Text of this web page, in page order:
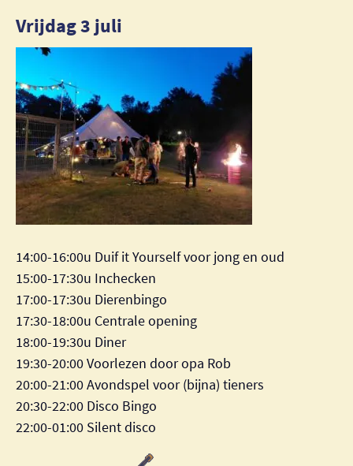
Vrijdag 3 juli
14:00-16:00u Duif it Yourself voor jong en oud
15:00-17:30u Inchecken
17:00-17:30u Dierenbingo
17:30-18:00u Centrale opening
18:00-19:30u Diner
19:30-20:00 Voorlezen door opa Rob
20:00-21:00 Avondspel voor (bijna) tieners
20:30-22:00 Disco Bingo
22:00-01:00 Silent disco